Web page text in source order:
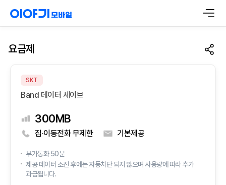
요금제
SKT
Band 데이터 세이브
300MB
집·이동전화 무제한 기본제공
부가통화 50분
제공 데이터 소진 후에는 자동차단 되지 않으며 사용량에 따라 추가
과금됩니다.